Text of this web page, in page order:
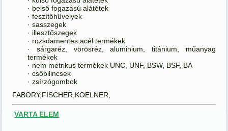
· belső fogazású alátétek
· feszítőhüvelyek
· sasszegek
· illesztőszegek
· rozsdamentes acél termékek
· sárgaréz, vörösréz, aluminium, titánium, műanyag
termékek
· nem metrikus termékek UNC, UNF, BSW, BSF, BA
· csőbilincsek
· zsírzógombok
FABORY,FISCHER,KOELNER,
VARTA ELEM